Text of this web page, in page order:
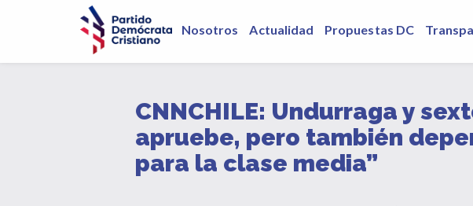
Nosotros Actualidad Propuestas DC
CNNCHILE: Undurraga y
apruebe, pero también
para la clase media”